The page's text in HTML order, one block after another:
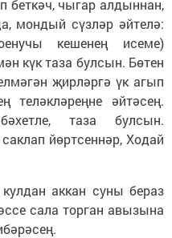
беткәч, чыгар алдыннан,
мондый сүзләр әйтелә:
кешенең исеме)
күк таза булсын. Бөтен
җирләргә үк агып
теләкләреңне әйтәсең.
таза булсын.
йөртсеннәр, Ходай
аккан суны бераз
сала торган авызына